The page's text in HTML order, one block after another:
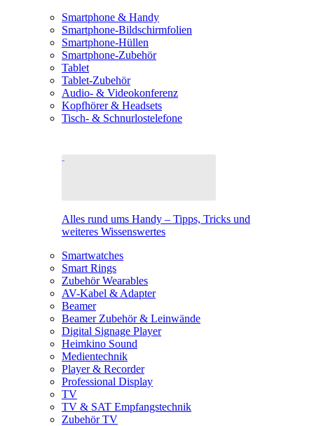
Smartphone & Handy
Smartphone-Bildschirmfolien
Smartphone-Hüllen
Smartphone-Zubehör
Tablet
Tablet-Zubehör
Audio- & Videokonferenz
Kopfhörer & Headsets
Tisch- & Schnurlostelefone
Alles rund ums Handy – Tipps, Tricks und
weiteres Wissenswertes
Smartwatches
Smart Rings
Zubehör Wearables
AV-Kabel & Adapter
Beamer
Beamer Zubehör & Leinwände
Digital Signage Player
Heimkino Sound
Medientechnik
Player & Recorder
Professional Display
TV
TV & SAT Empfangstechnik
Zubehör TV